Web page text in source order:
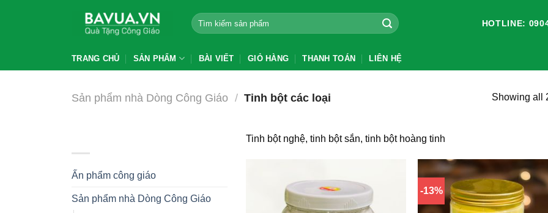
Tìm
kiếm:
HOTLINE:
TRANG CHỦ SẢN PHẨM BÀI VIẾT GIỎ HÀNG THANH TOÁN LIÊN HỆ
Sản phẩm nhà Dòng Công Giáo / Tinh bột các loại Showing all
Ấn phẩm công giáo
Sản phẩm nhà Dòng Công Giáo
Tinh bột nghệ, tinh bột sắn, tinh bột hoàng tinh
-13%